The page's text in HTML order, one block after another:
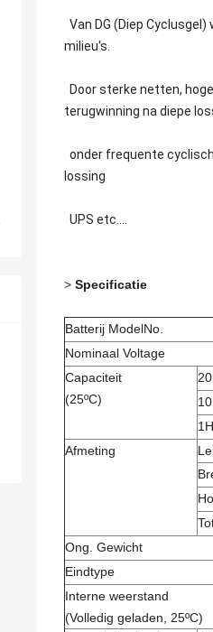
Van DG (Diep
milieu's.
Door sterke netten,
terugwinning na diepe
onder frequente
lossing
UPS etc….
> Specificatie
Batterij ModelNo.
Nominaal Voltage
Capaciteit
(25ºC)
Afmeting
Ong. Gewicht
Eindtype
Interne weerstand
(Volledig geladen, 25ºC)